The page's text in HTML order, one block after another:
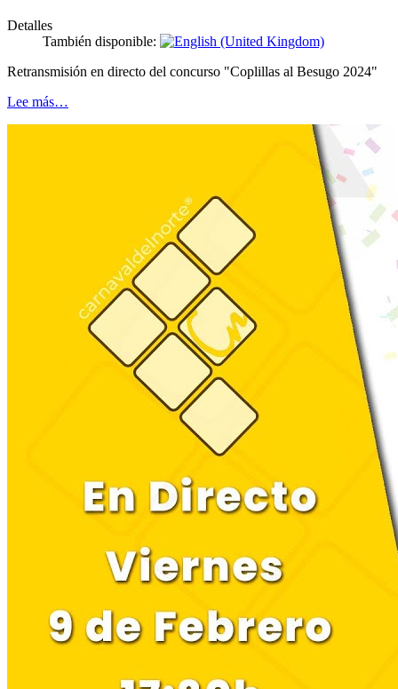
Detalles
También disponible:
Retransmisión en directo del concurso "Coplillas al Besugo 2024"
Lee más…